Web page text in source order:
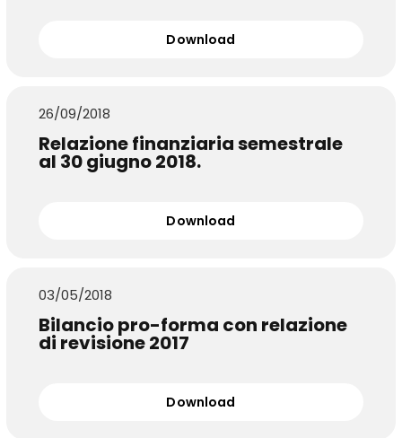
Download
26/09/2018
Relazione finanziaria semestrale
al 30 giugno 2018.
Download
03/05/2018
Bilancio pro-forma con relazione
di revisione 2017
Download